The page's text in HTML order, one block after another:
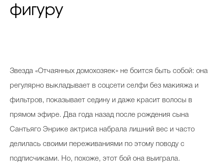
фигуру
Звезда «Отчаянных домохозяек» не боится быть собой: она
регулярно выкладывает в соцсети селфи без макияжа и
фильтров, показывает седину и даже красит волосы в
прямом эфире. Два года назад после рождения сына
Сантьяго Энрике актриса набрала лишний вес и часто
делилась своими переживаниями по этому поводу с
подписчиками. Но, похоже, этот бой она выиграла.